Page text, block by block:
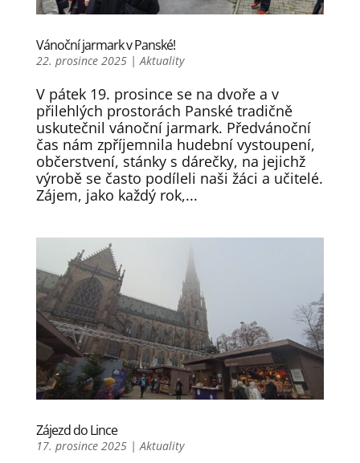
Vánoční jarmark v Panské!
22. prosince 2025|Aktuality
V pátek 19. prosince se na dvoře a v
přilehlých prostorách Panské tradičně
uskutečnil vánoční jarmark. Předvánoční
čas nám zpříjemnila hudební vystoupení,
občerstvení, stánky s dárečky, na jejichž
výrobě se často podíleli naši žáci a učitelé.
Zájem, jako každý rok,...
Zájezd do Lince
17. prosince 2025|Aktuality